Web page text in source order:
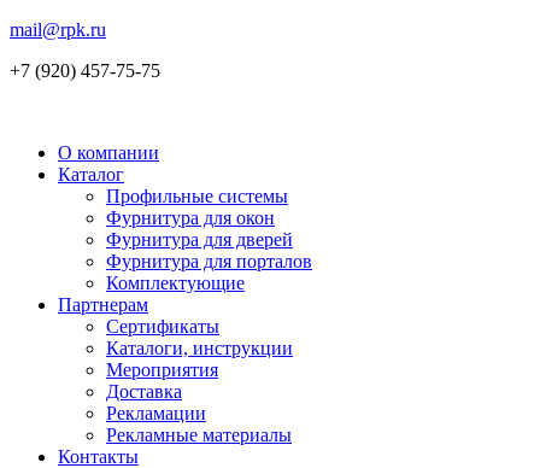
mail@rpk.ru
+7 (920) 457-75-75
О компании
Каталог
Профильные системы
Фурнитура для окон
Фурнитура для дверей
Фурнитура для порталов
Комплектующие
Партнерам
Сертификаты
Каталоги, инструкции
Мероприятия
Доставка
Рекламации
Рекламные материалы
Контакты